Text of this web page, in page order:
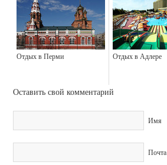
Отдых в Перми Отдых в Адлере
Оставить свой комментарий
Имя
Почта